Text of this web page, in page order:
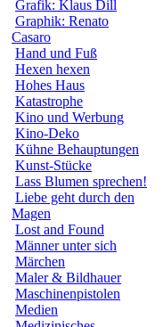
Grafik: Klaus Dill
Graphik: Renato
Casaro
Hand und Fuß
Hexen hexen
Hohes Haus
Katastrophe
Kino und Werbung
Kino-Deko
Kühne Behauptungen
Kunst-Stücke
Lass Blumen sprechen!
Liebe geht durch den
Magen
Lost and Found
Männer unter sich
Märchen
Maler & Bildhauer
Maschinenpistolen
Medien